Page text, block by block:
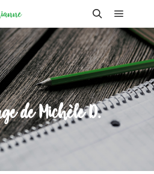
Rechercher
Menu
de Michèle D.